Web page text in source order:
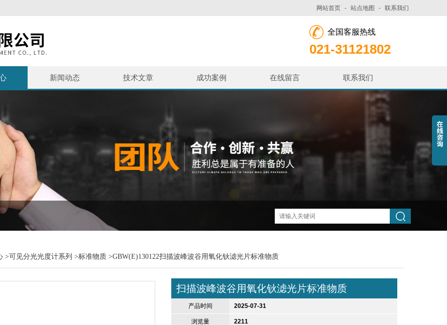
网站首页 - 站点地图 - 联系我们
全国客服热线
021-31121802
新闻动态 技术文章 成功案例 在线留言 联系我们
>可见分光光度计系列 >标准物质 >GBW(E)130122扫描波峰波谷用氧化钬滤光片标准物质
扫描波峰波谷用氧化钬滤光片标准物质
产品时间 2025-07-31
浏览量 2211